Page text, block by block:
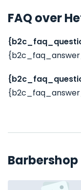
FAQ over
Barbershop